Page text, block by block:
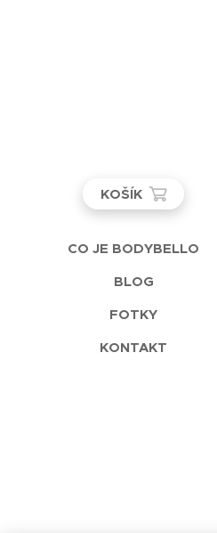
KOŠÍK
CO JE BODYBELLO
BLOG
FOTKY
KONTAKT